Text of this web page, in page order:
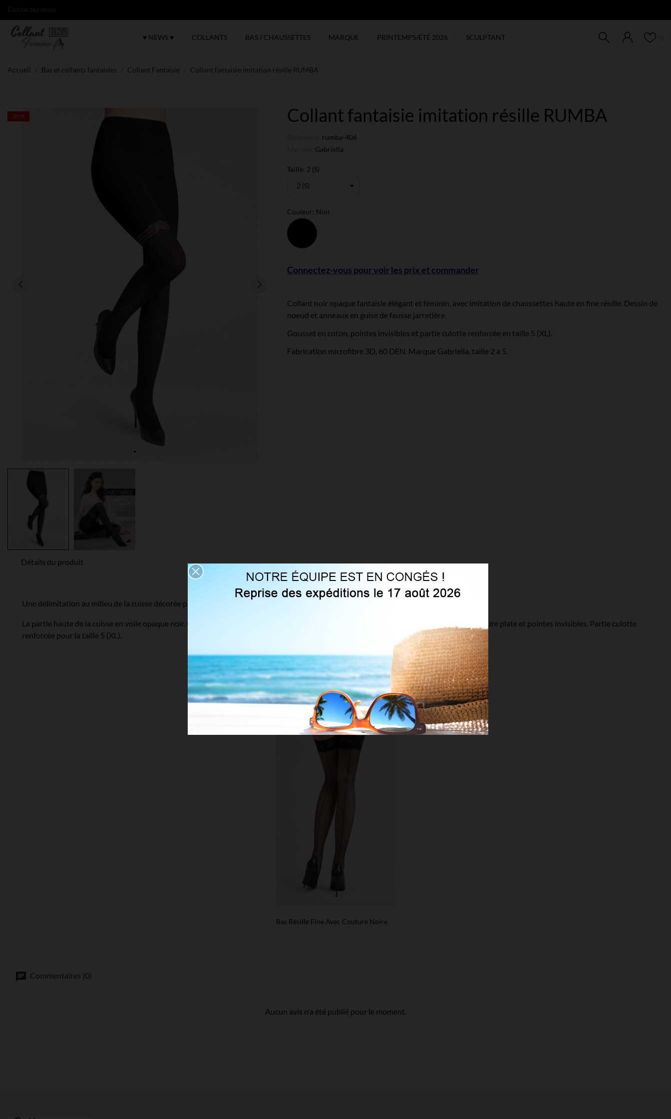
♥ NEWS ♥ COLLANTS BAS / CHAUSSETTES MARQUE PRINTEMPS/ÉTÉ 2026 SCULPTANT
Accueil Bas et collants fantaisies Collant Fantaisie Collant fantaisie imitation résille RUMBA
20% Collant fantaisie imitation résille RUMBA
rumba-406
Gabriella
Taille: 2 (S)
Couleur: Noir
Connectez-vous pour voir les prix et commander
Collant noir opaque fantaisie élégant et féminin, avec imitation de chaussettes haute en fine résille. Dessin de
noeud et anneaux en guise de fausse jarretière.
Gousset en coton, pointes invisibles et partie culotte renforcée en taille 5 (XL).
Fabrication microfibre 3D, 60 DEN. Marque Gabriella, taille 2 à 5.
Détails du produit
Une délimitation au milieu de la cuisse décorée par un dessin de noeud et de trois anneaux imitation jarretière.
La partie haute de la cuisse en voile opaque noir. Collant fantaisie fabriqué en microfibre avec technologie 3D, gousset en coton avec couture plate et pointes invisibles. Partie culotte
renforcée pour la taille 5 (XL).
VOUS AIMEREZ AUSSI
Bas Résille Fine Avec Couture Noire
Commentaires (0)
Aucun avis n'a été publié pour le moment.